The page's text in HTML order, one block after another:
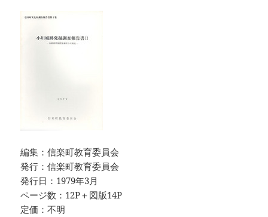
編集：信楽町教育委員会
発行：信楽町教育委員会
発行日：1979年3月
ページ数：12P＋図版14P
定価：不明